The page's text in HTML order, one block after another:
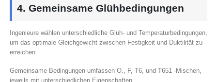
4. Gemeinsame Glühbedingungen
Ingenieure wählen unterschiedliche Glüh- und Temperaturbedingungen,
um das optimale Gleichgewicht zwischen Festigkeit und Duktilität zu
erreichen.
Gemeinsame Bedingungen umfassen O., F, T6, und T651 -Mischen,
jeweils mit unterschiedlichen Eigenschaften.